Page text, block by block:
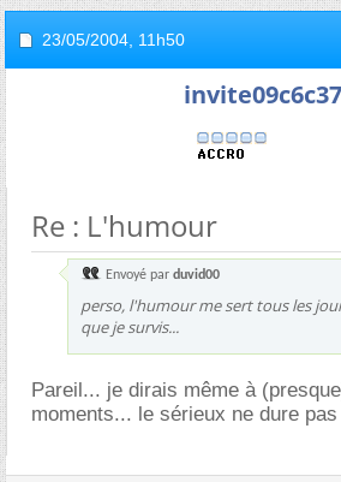
23/05/2004, 11h50
Re : L'humour
Envoyé par duvid00
perso, l'humour me sert tous les
que je survis...
Pareil... je dirais même à
moments... le sérieux ne dure